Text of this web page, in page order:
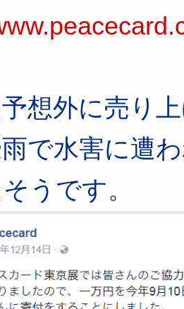
想外に売り
で水害に遭
うです。